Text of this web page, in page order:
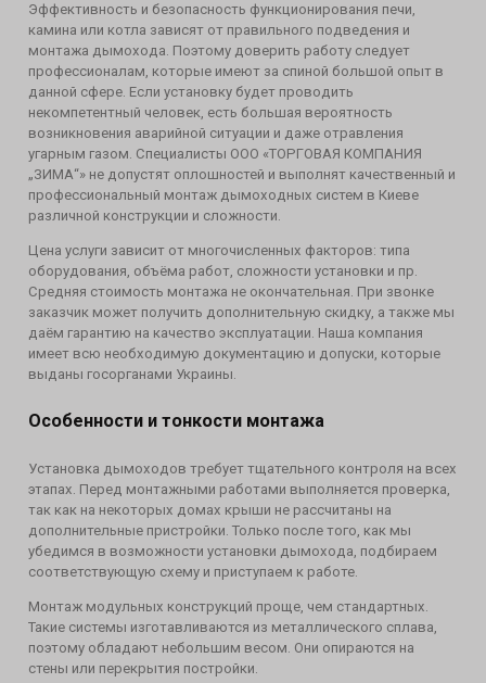
Эффективность и безопасность функционирования печи,
камина или котла зависят от правильного подведения и
монтажа дымохода. Поэтому доверить работу следует
профессионалам, которые имеют за спиной большой опыт в
данной сфере. Если установку будет проводить
некомпетентный человек, есть большая вероятность
возникновения аварийной ситуации и даже отравления
угарным газом. Специалисты ООО «ТОРГОВАЯ КОМПАНИЯ
„ЗИМА“» не допустят оплошностей и выполнят качественный и
профессиональный монтаж дымоходных систем в Киеве
различной конструкции и сложности.
Цена услуги зависит от многочисленных факторов: типа
оборудования, объёма работ, сложности установки и пр.
Средняя стоимость монтажа не окончательная. При звонке
заказчик может получить дополнительную скидку, а также мы
даём гарантию на качество эксплуатации. Наша компания
имеет всю необходимую документацию и допуски, которые
выданы госорганами Украины.
Особенности и тонкости монтажа
Установка дымоходов требует тщательного контроля на всех
этапах. Перед монтажными работами выполняется проверка,
так как на некоторых домах крыши не рассчитаны на
дополнительные пристройки. Только после того, как мы
убедимся в возможности установки дымохода, подбираем
соответствующую схему и приступаем к работе.
Монтаж модульных конструкций проще, чем стандартных.
Такие системы изготавливаются из металлического сплава,
поэтому обладают небольшим весом. Они опираются на
стены или перекрытия постройки.